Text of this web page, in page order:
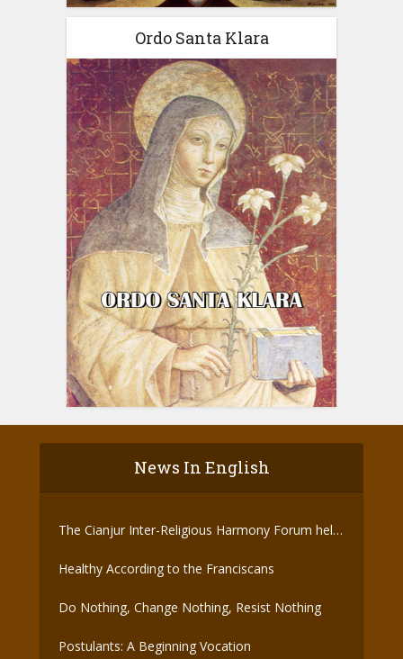
Ordo Santa Klara
News In English
The Cianjur Inter-Religious Harmony Forum held
Healthy According to the Franciscans
Do Nothing, Change Nothing, Resist Nothing
Postulants: A Beginning Vocation